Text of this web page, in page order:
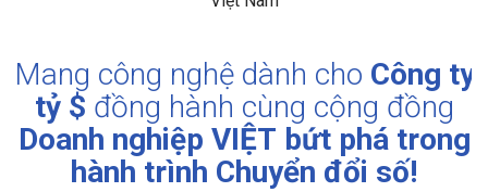
Mang công nghệ dành cho Công ty
tỷ $ đồng hành cùng cộng đồng
Doanh nghiệp VIỆT bứt phá trong
hành trình Chuyển đổi số!